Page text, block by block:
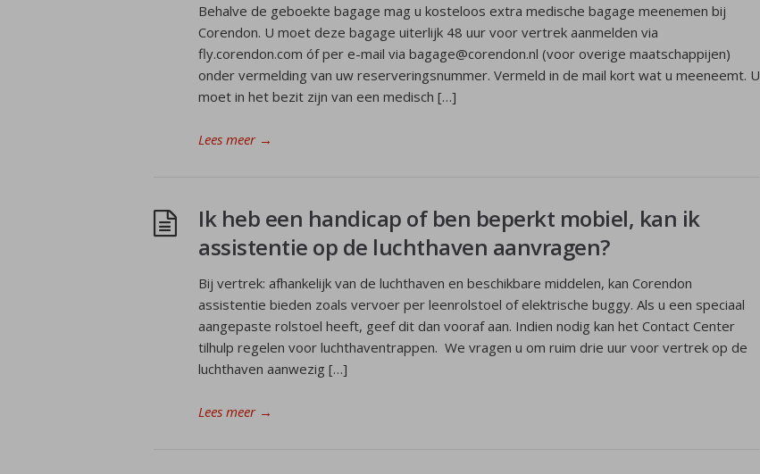
Behalve de geboekte bagage mag u kosteloos extra medische bagage meenemen bij
Corendon. U moet deze bagage uiterlijk 48 uur voor vertrek aanmelden via
fly.corendon.com óf per e-mail via bagage@corendon.nl (voor overige maatschappijen)
onder vermelding van uw reserveringsnummer. Vermeld in de mail kort wat u meeneemt. U
moet in het bezit zijn van een medisch […]
Lees meer→
Ik heb een handicap of ben beperkt mobiel, kan ik
assistentie op de luchthaven aanvragen?
Bij vertrek: afhankelijk van de luchthaven en beschikbare middelen, kan Corendon
assistentie bieden zoals vervoer per leenrolstoel of elektrische buggy. Als u een speciaal
aangepaste rolstoel heeft, geef dit dan vooraf aan. Indien nodig kan het Contact Center
tilhulp regelen voor luchthaventrappen. We vragen u om ruim drie uur voor vertrek op de
luchthaven aanwezig […]
Lees meer→